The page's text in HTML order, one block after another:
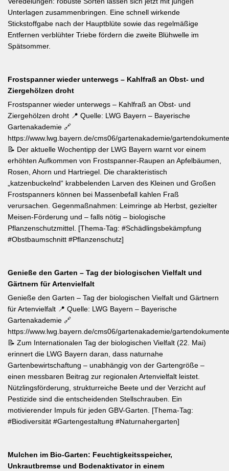
Unterlagen zusammenbringen. Eine schnell wirkende
Stickstoffgabe nach der Hauptblüte sowie das regelmäßige
Entfernen verblühter Triebe fördern die zweite Blühwelle im
Spätsommer.
Frostspanner wieder unterwegs – Kahlfraß an Obst- und
Ziergehölzen droht
Frostspanner wieder unterwegs – Kahlfraß an Obst- und
Ziergehölzen droht 📍 Quelle: LWG Bayern – Bayerische
Gartenakademie 🔗
https://www.lwg.bayern.de/cms06/gartenakademie/
📝 Der aktuelle Wochentipp der LWG Bayern warnt vor einem
erhöhten Aufkommen von Frostspanner-Raupen an Apfelbäumen,
Rosen, Ahorn und Hartriegel. Die charakteristisch
„katzenbuckelnd“ krabbelenden Larven des Kleinen und Großen
Frostspanners können bei Massenbefall kahlen Fraß
verursachen. Gegenmaßnahmen: Leimringe ab Herbst, gezielter
Meisen-Förderung und – falls nötig – biologische
Pflanzenschutzmittel. [Thema-Tag: #Schädlingsbekämpfung
#Obstbaumschnitt #Pflanzenschutz]
Genieße den Garten – Tag der biologischen Vielfalt und
Gärtnern für Artenvielfalt
Genieße den Garten – Tag der biologischen Vielfalt und Gärtnern
für Artenvielfalt 📍 Quelle: LWG Bayern – Bayerische
Gartenakademie 🔗
https://www.lwg.bayern.de/cms06/gartenakademie/
📝 Zum Internationalen Tag der biologischen Vielfalt (22. Mai)
erinnert die LWG Bayern daran, dass naturnahe
Gartenbewirtschaftung – unabhängig von der Gartengröße –
einen messbaren Beitrag zur regionalen Artenvielfalt leistet.
Nützlingsförderung, strukturreiche Beete und der Verzicht auf
Pestizide sind die entscheidenden Stellschrauben. Ein
motivierender Impuls für jeden GBV-Garten. [Thema-Tag:
#Biodiversität #Gartengestaltung #Naturnahergarten]
Mulchen im Bio-Garten: Feuchtigkeitsspeicher,
Unkrautbremse und Bodenaktivator in einem